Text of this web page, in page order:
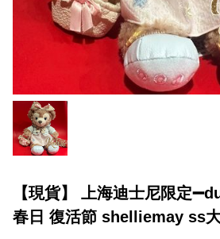
【現貨】 上海迪士尼限定
春日 復活節 shelliemay ss